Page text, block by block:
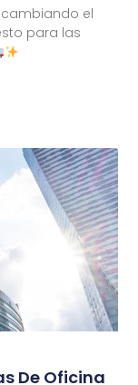
el
para las
De Oficina